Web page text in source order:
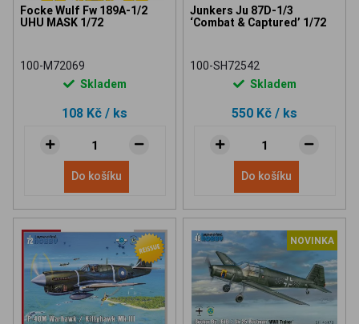
Focke Wulf Fw 189A-1/2
UHU MASK 1/72
100-M72069
Skladem
108 Kč / ks
Do košíku
Junkers Ju 87D-1/3
‘Combat & Captured’ 1/72
100-SH72542
Skladem
550 Kč / ks
Do košíku
NOVINKA